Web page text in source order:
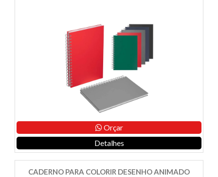
Orçar
Detalhes
CADERNO PARA COLORIR DESENHO ANIMADO